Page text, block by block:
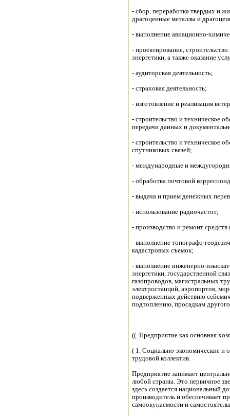
- сбор, переработка твердых и
драгоценные металлы и
- выполнение авиационно-
- проектирование,
энергетики, а также оказание
- аудиторская деятельность;
- страховая деятельность;
- изготовление и реализация
- строительство и техническое
передачи данных и
- строительство и техническое
спутниковых связей;
- международные и
- обработка почтовой
- выдача и прием денежных
- использование радиочастот;
- производство и ремонт
- выполнение топографо-
кадастровых съемок;
- выполнение инженерно-
энергетики, государственной
газопроводов, магистральных
электростанций, аэропортов,
подверженных действию
подтоплению, просадкам
((. Предприятие как основная
( 1. Социально-экономические и
трудовой коллектив.
Предприятие занимает
любой страны. Это первичное
здесь создается национальный
производитель и обеспечивает
самоокупаемости и